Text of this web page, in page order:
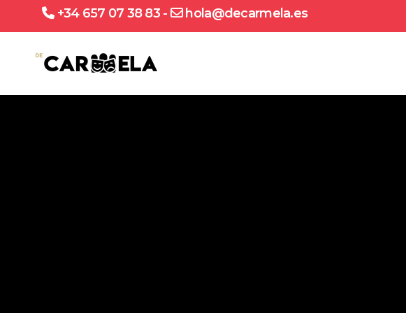
+34 657 07 38 83 - hola@decarmela.es